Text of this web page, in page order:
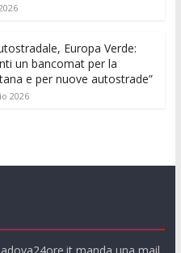
Europa Verde:
un bancomat per la
e per nuove autostrade”
2026